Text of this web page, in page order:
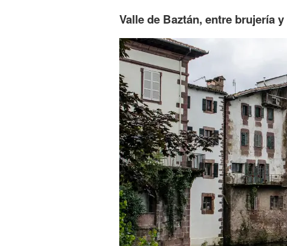
Valle de Baztán, entre brujería